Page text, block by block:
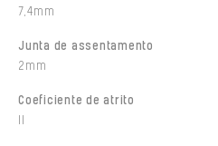
7,4mm
Junta de assentamento
2mm
Coeficiente de atrito